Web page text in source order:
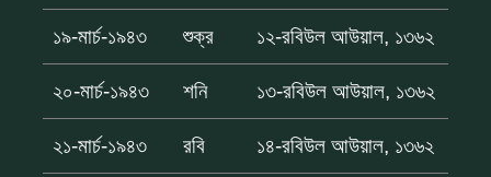
১৯-মার্চ-১৯৪৩ শুক্র ১২-রবিউল আউয়াল, ১৩৬২
২০-মার্চ-১৯৪৩ শনি ১৩-রবিউল আউয়াল, ১৩৬২
২১-মার্চ-১৯৪৩ রবি ১৪-রবিউল আউয়াল, ১৩৬২